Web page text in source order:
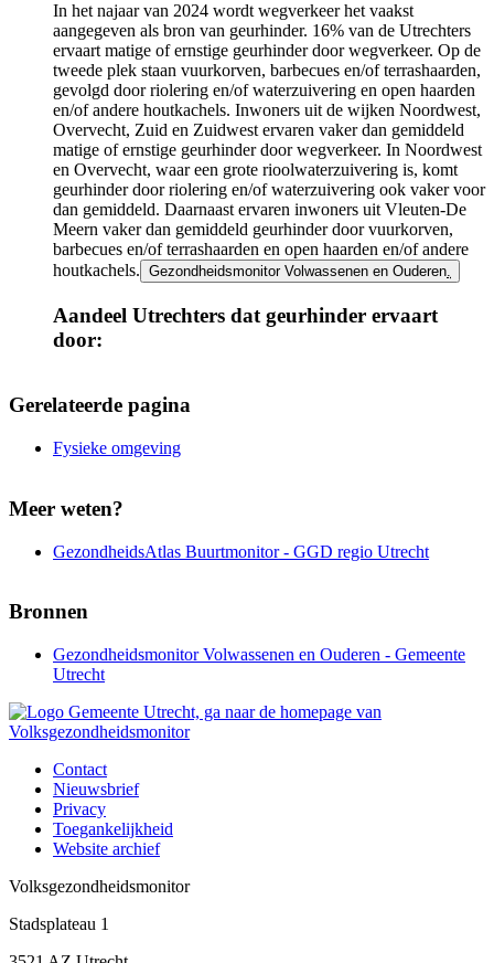
In het najaar van 2024 wordt wegverkeer het vaakst
aangegeven als bron van geurhinder. 16% van de Utrechters
ervaart matige of ernstige geurhinder door wegverkeer. Op de
tweede plek staan vuurkorven, barbecues en/of terrashaarden,
gevolgd door riolering en/of waterzuivering en open haarden
en/of andere houtkachels. Inwoners uit de wijken Noordwest,
Overvecht, Zuid en Zuidwest ervaren vaker dan gemiddeld
matige of ernstige geurhinder door wegverkeer. In Noordwest
en Overvecht, waar een grote rioolwaterzuivering is, komt
geurhinder door riolering en/of waterzuivering ook vaker voor
dan gemiddeld. Daarnaast ervaren inwoners uit Vleuten-De
Meern vaker dan gemiddeld geurhinder door vuurkorven,
barbecues en/of terrashaarden en open haarden en/of andere
houtkachels. Gezondheidsmonitor Volwassenen en Ouderen.
Aandeel Utrechters dat geurhinder ervaart
door:
URL
Gerelateerde pagina
Fysieke omgeving
Meer weten?
GezondheidsAtlas Buurtmonitor - GGD regio Utrecht
Bronnen
Gezondheidsmonitor Volwassenen en Ouderen - Gemeente
Utrecht
Footer
menu
Volksgezondheidsmonitor
Contact
Nieuwsbrief
Privacy
Toegankelijkheid
Website archief
Volksgezondheidsmonitor
Stadsplateau 1